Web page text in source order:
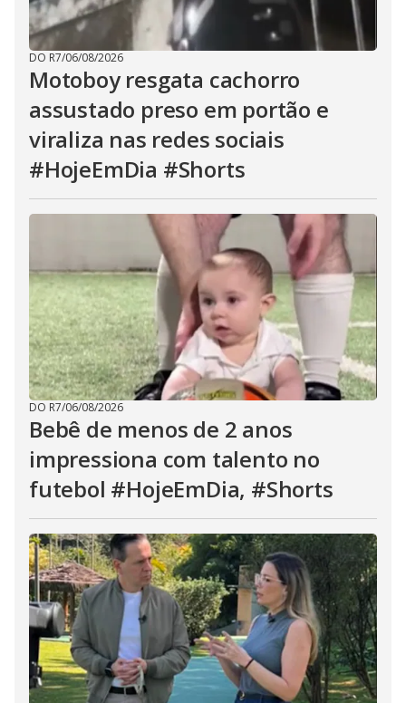
DO R7/06/08/2026
Motoboy resgata cachorro
assustado preso em portão e
viraliza nas redes sociais
#HojeEmDia #Shorts
DO R7/06/08/2026
Bebê de menos de 2 anos
impressiona com talento no
futebol #HojeEmDia, #Shorts